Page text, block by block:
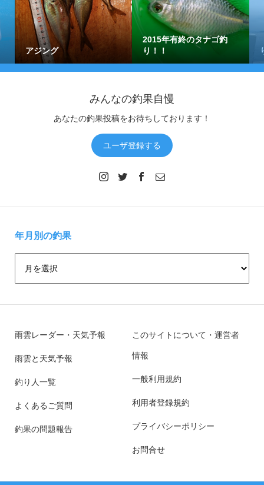
アジング
2015年有終のタナゴ釣
り！！
みんなの釣果自慢
あなたの釣果投稿をお待ちしております！
ユーザ登録する
年月別の釣果
雨雲レーダー・天気予報
雨雲と天気予報
釣り人一覧
よくあるご質問
釣果の問題報告
このサイトについて・運営者
情報
一般利用規約
利用者登録規約
プライバシーポリシー
お問合せ